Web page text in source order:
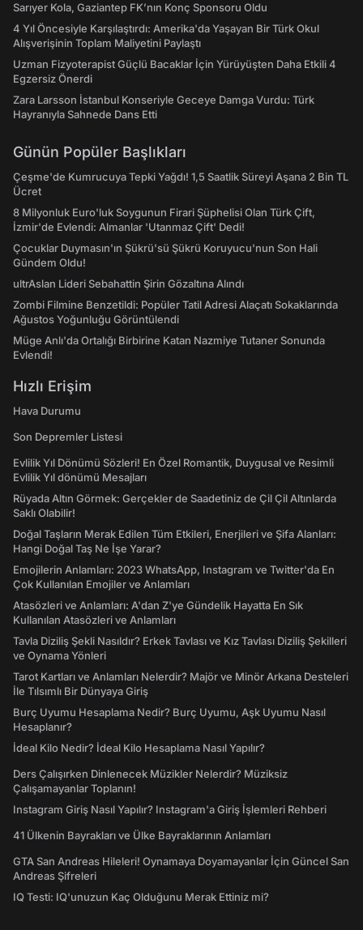
Sarıyer Kola, Gaziantep FK’nın Konç Sponsoru Oldu
4 Yıl Öncesiyle Karşılaştırdı: Amerika'da Yaşayan Bir Türk Okul
Alışverişinin Toplam Maliyetini Paylaştı
Uzman Fizyoterapist Güçlü Bacaklar İçin Yürüyüşten Daha Etkili 4
Egzersiz Önerdi
Zara Larsson İstanbul Konseriyle Geceye Damga Vurdu: Türk
Hayranıyla Sahnede Dans Etti
Günün Popüler Başlıkları
Çeşme'de Kumrucuya Tepki Yağdı! 1,5 Saatlik Süreyi Aşana 2 Bin TL
Ücret
8 Milyonluk Euro'luk Soygunun Firari Şüphelisi Olan Türk Çift,
İzmir'de Evlendi: Almanlar 'Utanmaz Çift' Dedi!
Çocuklar Duymasın'ın Şükrü'sü Şükrü Koruyucu'nun Son Hali
Gündem Oldu!
ultrAslan Lideri Sebahattin Şirin Gözaltına Alındı
Zombi Filmine Benzetildi: Popüler Tatil Adresi Alaçatı Sokaklarında
Ağustos Yoğunluğu Görüntülendi
Müge Anlı'da Ortalığı Birbirine Katan Nazmiye Tutaner Sonunda
Evlendi!
Hızlı Erişim
Hava Durumu
Son Depremler Listesi
Evlilik Yıl Dönümü Sözleri! En Özel Romantik, Duygusal ve Resimli
Evlilik Yıl dönümü Mesajları
Rüyada Altın Görmek: Gerçekler de Saadetiniz de Çil Çil Altınlarda
Saklı Olabilir!
Doğal Taşların Merak Edilen Tüm Etkileri, Enerjileri ve Şifa Alanları:
Hangi Doğal Taş Ne İşe Yarar?
Emojilerin Anlamları: 2023 WhatsApp, Instagram ve Twitter'da En
Çok Kullanılan Emojiler ve Anlamları
Atasözleri ve Anlamları: A'dan Z'ye Gündelik Hayatta En Sık
Kullanılan Atasözleri ve Anlamları
Tavla Diziliş Şekli Nasıldır? Erkek Tavlası ve Kız Tavlası Diziliş Şekilleri
ve Oynama Yönleri
Tarot Kartları ve Anlamları Nelerdir? Majör ve Minör Arkana Desteleri
İle Tılsımlı Bir Dünyaya Giriş
Burç Uyumu Hesaplama Nedir? Burç Uyumu, Aşk Uyumu Nasıl
Hesaplanır?
İdeal Kilo Nedir? İdeal Kilo Hesaplama Nasıl Yapılır?
Ders Çalışırken Dinlenecek Müzikler Nelerdir? Müziksiz
Çalışamayanlar Toplanın!
Instagram Giriş Nasıl Yapılır? Instagram'a Giriş İşlemleri Rehberi
41 Ülkenin Bayrakları ve Ülke Bayraklarının Anlamları
GTA San Andreas Hileleri! Oynamaya Doyamayanlar İçin Güncel San
Andreas Şifreleri
IQ Testi: IQ'unuzun Kaç Olduğunu Merak Ettiniz mi?